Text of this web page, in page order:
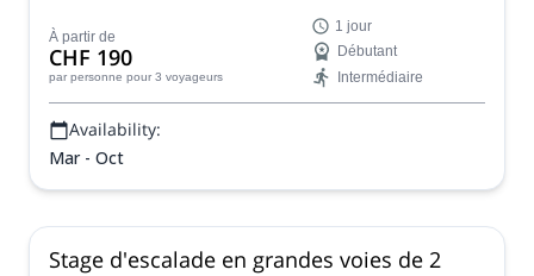
ou que vous souhaitiez améliorer vos compétences en
escalade.
À partir de
CHF 190
par personne pour 3 voyageurs
1 jour
Débutant
Intermédiaire
Availability:
Mar - Oct
Stage d'escalade en grandes voies de 2